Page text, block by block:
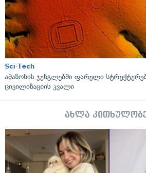
Sci-Tech
ამაზონის ჯუნგლებში ფარული
ცივილიზაციის კვალი
ახლა